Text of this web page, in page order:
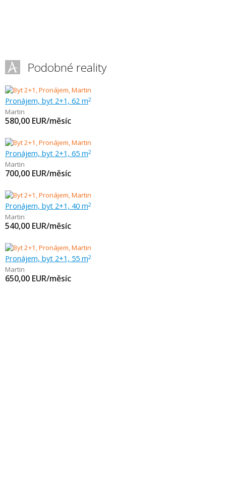
Podobné reality
Pronájem, byt 2+1, 62 m2
Martin
580,00 EUR/měsíc
Pronájem, byt 2+1, 65 m2
Martin
700,00 EUR/měsíc
Pronájem, byt 2+1, 40 m2
Martin
540,00 EUR/měsíc
Pronájem, byt 2+1, 55 m2
Martin
650,00 EUR/měsíc